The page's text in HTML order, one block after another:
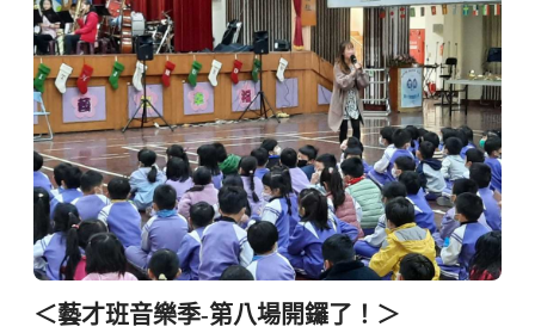
＜藝才班音樂季-第八場開鑼了！＞